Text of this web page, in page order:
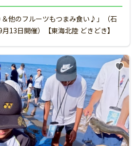
他のフルーツもつまみ食い♪」（石
13日開催）【東海北陸 どきどき】